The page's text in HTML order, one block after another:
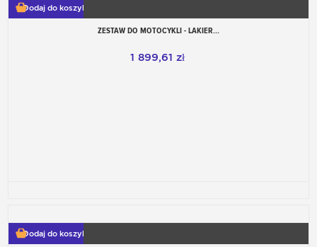
Dodaj do koszyka
ZESTAW DO MOTOCYKLI - LAKIER...
1 899,61 zł
Dodaj do koszyka